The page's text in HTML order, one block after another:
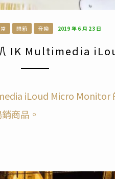
開箱 音樂 2019 年 6 月 23 日
叭 IK Multimedia
iLoud Micro Monitor
商品。